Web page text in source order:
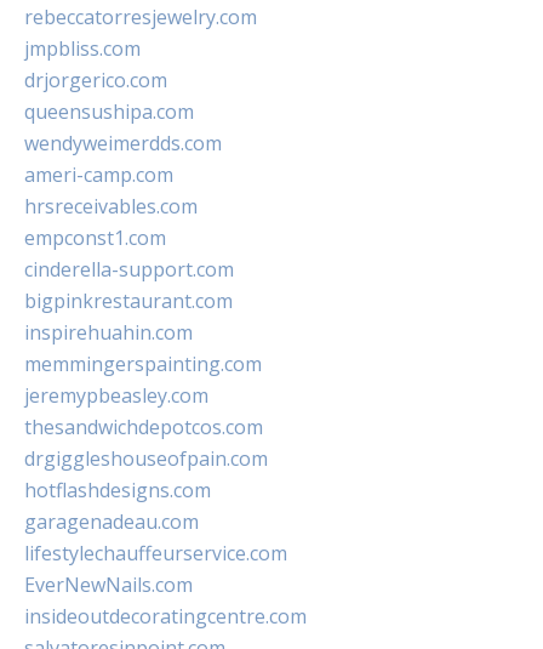
rebeccatorresjewelry.com
jmpbliss.com
drjorgerico.com
queensushipa.com
wendyweimerdds.com
ameri-camp.com
hrsreceivables.com
empconst1.com
cinderella-support.com
bigpinkrestaurant.com
inspirehuahin.com
memmingerspainting.com
jeremypbeasley.com
thesandwichdepotcos.com
drgiggleshouseofpain.com
hotflashdesigns.com
garagenadeau.com
lifestylechauffeurservice.com
EverNewNails.com
insideoutdecoratingcentre.com